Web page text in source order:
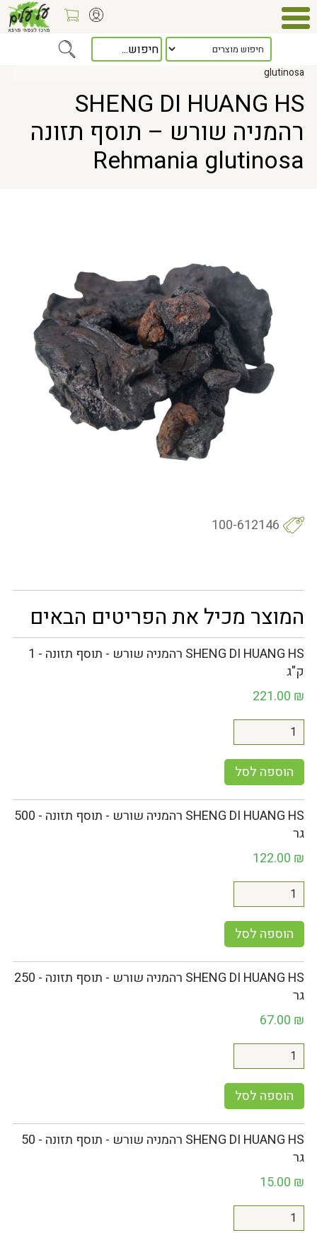
> SHENG DI HUANG HS רהמניה שורש – תוסף תזונה Rehmania
glutinosa
SHENG DI HUANG HS
רהמניה שורש – תוסף תזונה
Rehmania glutinosa
100-612146
המוצר מכיל את הפריטים הבאים
SHENG DI HUANG HS רהמניה שורש - תוסף תזונה - 1
ק"ג
221.00 ₪
הוספה לסל
SHENG DI HUANG HS רהמניה שורש - תוסף תזונה - 500
גר
122.00 ₪
הוספה לסל
SHENG DI HUANG HS רהמניה שורש - תוסף תזונה - 250
גר
67.00 ₪
הוספה לסל
SHENG DI HUANG HS רהמניה שורש - תוסף תזונה - 50
גר
15.00 ₪